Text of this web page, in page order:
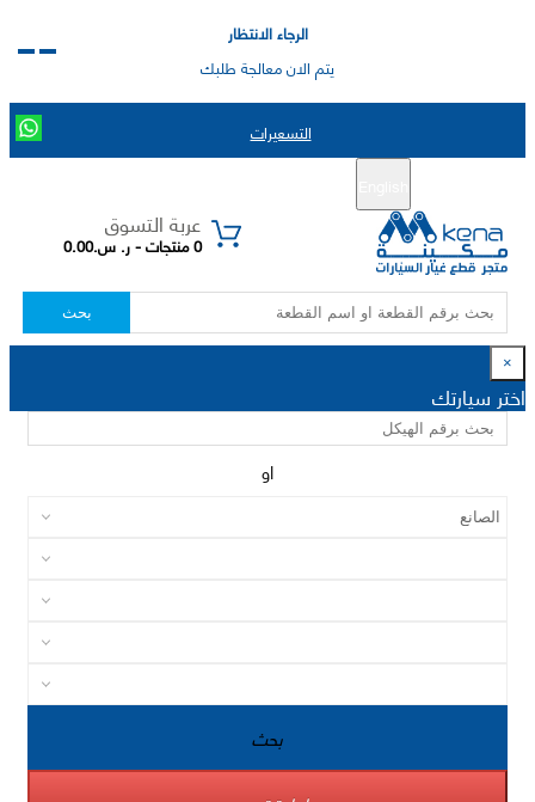
الرجاء الانتظار
يتم الان معالجة طلبك
التسعيرات
عربة التسوق
0 منتجات - ر. س.0.00
بحث
×
اختر سيارتك
او
بحث